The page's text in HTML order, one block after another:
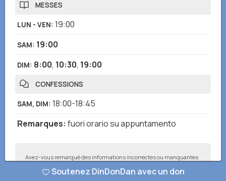
MESSES
LUN - VEN: 19:00
SAM: 19:00
DIM: 8:00, 10:30, 19:00
CONFESSIONS
SAM, DIM: 18:00-18:45
Remarques: fuori orario su appuntamento
Avez-vous remarqué des informations incorrectes ou manquantes
Soutenez DinDonDan avec un don